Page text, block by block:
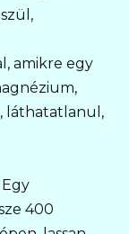
amikre egy
láthatatlanul,
400